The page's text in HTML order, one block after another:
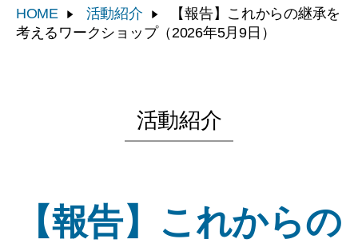
HOME 活動紹介
【報告】これからの継承を
考えるワークショップ（2026年5月9日）
活動紹介
【報告】これからの